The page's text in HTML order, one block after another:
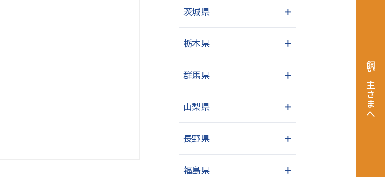
飼い主さまへ
茨城県 ＋
栃木県 ＋
群馬県 ＋
山梨県 ＋
長野県 ＋
福島県 ＋